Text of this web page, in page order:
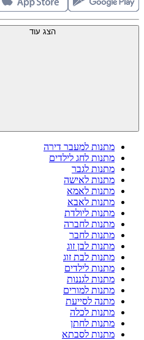
הצג עוד
מתנות למעבר דירה
מתנות לחג לילדים
מתנות לגבר
מתנות לאישה
מתנות לאמא
מתנות לאבא
מתנות ליולדת
מתנות לחברה
מתנות לחבר
מתנות לבן זוג
מתנות לבת זוג
מתנות לילדים
מתנות לגננות
מתנות למורים
מתנה לסייעת
מתנות לכלה
מתנות לחתן
מתנות לסבתא